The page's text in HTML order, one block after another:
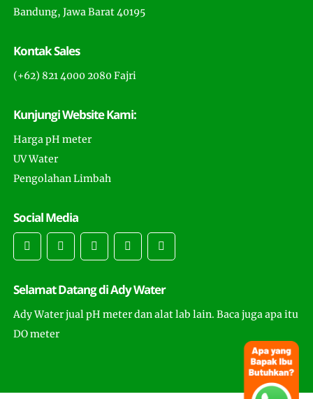
Bandung, Jawa Barat 40195
Kontak Sales
(+62) 821 4000 2080 Fajri
Kunjungi Website Kami:
Harga pH meter
UV Water
Pengolahan Limbah
Social Media
Selamat Datang di Ady Water
Ady Water jual pH meter dan alat lab lain. Baca juga apa itu
DO meter